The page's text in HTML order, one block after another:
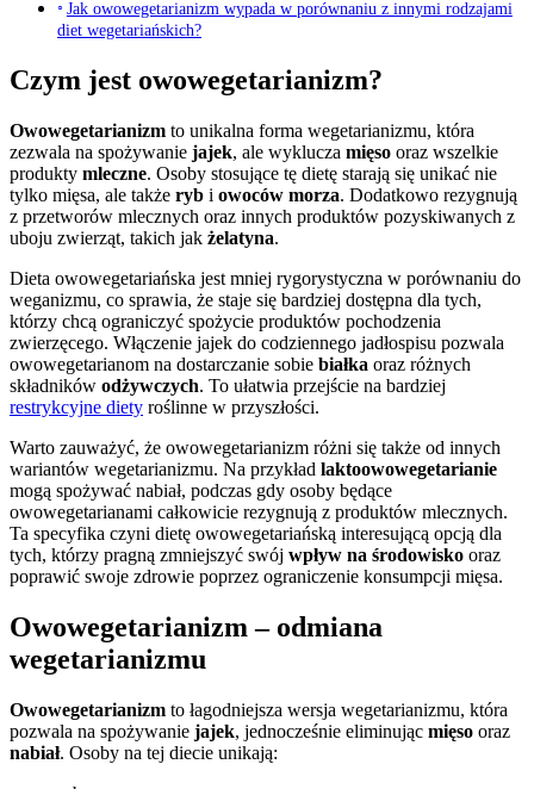
Jak owowegetarianizm wypada w porównaniu z innymi rodzajami
diet wegetariańskich?
Czym jest owowegetarianizm?
Owowegetarianizm to unikalna forma wegetarianizmu, która
zezwala na spożywanie jajek, ale wyklucza mięso oraz wszelkie
produkty mleczne. Osoby stosujące tę dietę starają się unikać nie
tylko mięsa, ale także ryb i owoców morza. Dodatkowo rezygnują
z przetworów mlecznych oraz innych produktów pozyskiwanych z
uboju zwierząt, takich jak żelatyna.
Dieta owowegetariańska jest mniej rygorystyczna w porównaniu do
weganizmu, co sprawia, że staje się bardziej dostępna dla tych,
którzy chcą ograniczyć spożycie produktów pochodzenia
zwierzęcego. Włączenie jajek do codziennego jadłospisu pozwala
owowegetarianom na dostarczanie sobie białka oraz różnych
składników odżywczych. To ułatwia przejście na bardziej
restrykcyjne diety roślinne w przyszłości.
Warto zauważyć, że owowegetarianizm różni się także od innych
wariantów wegetarianizmu. Na przykład laktoowowegetarianie
mogą spożywać nabiał, podczas gdy osoby będące
owowegetarianami całkowicie rezygnują z produktów mlecznych.
Ta specyfika czyni dietę owowegetariańską interesującą opcją dla
tych, którzy pragną zmniejszyć swój wpływ na środowisko oraz
poprawić swoje zdrowie poprzez ograniczenie konsumpcji mięsa.
Owowegetarianizm – odmiana
wegetarianizmu
Owowegetarianizm to łagodniejsza wersja wegetarianizmu, która
pozwala na spożywanie jajek, jednocześnie eliminując mięso oraz
nabiał. Osoby na tej diecie unikają: